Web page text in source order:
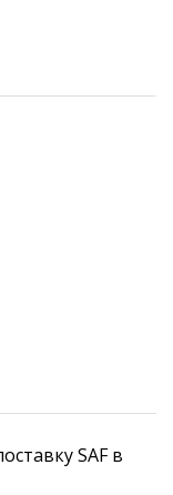
SAF в